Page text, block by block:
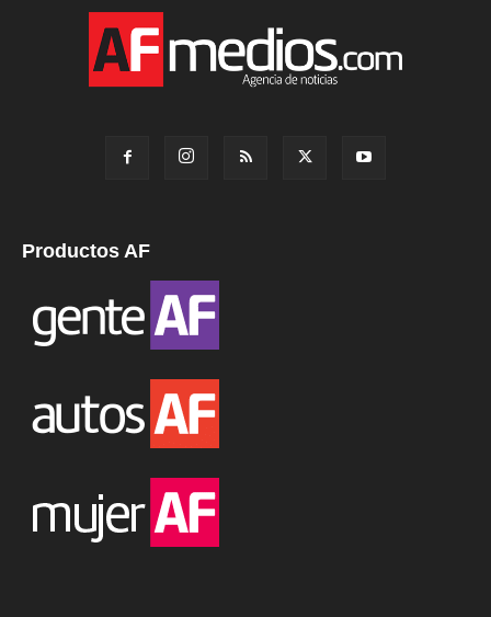
Productos AF